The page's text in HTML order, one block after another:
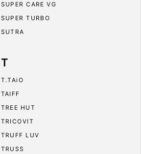
SUPER CARE VG
SUPER TURBO
SUTRA
T
T.TAiO
TAIFF
TREE HUT
TRICOVIT
TRUFF LUV
TRUSS